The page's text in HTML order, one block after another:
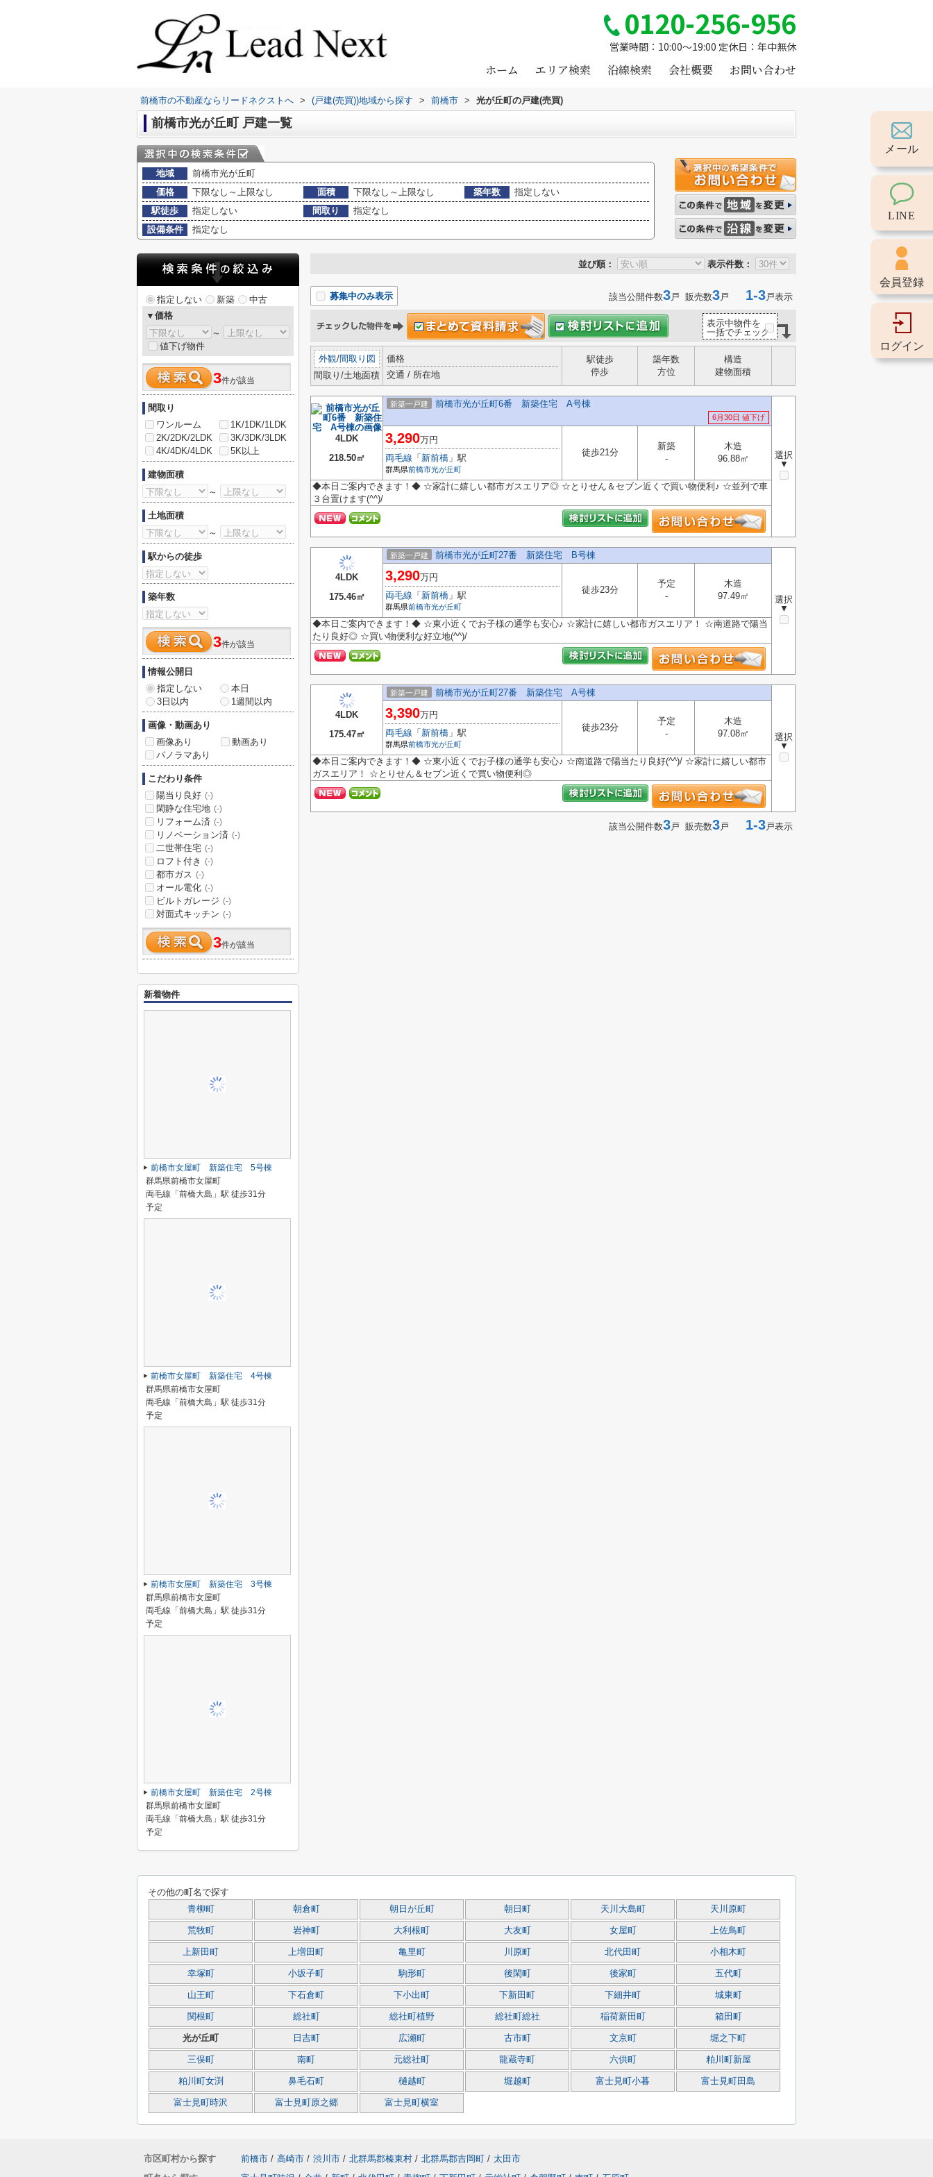
0120-256-956
営業時間：10:00～19:00 定休日：年中無休
ホーム エリア検索 沿線検索 会社概要 お問い合わせ
前橋市の不動産ならリードネクストへ > (戸建(売買))地域から探す > 前橋市 > 光が丘町の戸建(売買)
前橋市光が丘町 戸建一覧
地域
前橋市光が丘町
価格
下限なし～上限なし 面積 下限なし～上限なし 築年数
指定しない
駅徒歩
指定しない 間取り
指定なし
設備条件
指定なし
並び順： 表示件数：
募集中のみ表示 該当公開件数3戸 販売数3戸 1-3戸表示
表示中物件を
一括でチェック
外観/間取り図
間取り/土地面積
価格
交通 / 所在地
駅徒歩
停歩
築年数
方位
構造
建物面積
4LDK
218.50㎡
新築一戸建 前橋市光が丘町6番 新築住宅 A号棟
6月30日 値下げ
選択
▼
3,290万円
両毛線 「 新前橋 」駅
群馬県前橋市光が丘町
徒歩21分
新築
-
木造
96.88㎡
◆本日ご案内できます！◆ ☆家計に嬉しい都市ガスエリア◎ ☆とりせん＆セブン近くで買い物便利♪ ☆並列で車
３台置けます(^^)/
4LDK
175.46㎡
新築一戸建 前橋市光が丘町27番 新築住宅 B号棟
選択
▼
3,290万円
両毛線 「 新前橋 」駅
群馬県前橋市光が丘町
徒歩23分
予定
-
木造
97.49㎡
◆本日ご案内できます！◆ ☆東小近くでお子様の通学も安心♪ ☆家計に嬉しい都市ガスエリア！ ☆南道路で陽当
たり良好◎ ☆買い物便利な好立地(^^)/
4LDK
175.47㎡
新築一戸建 前橋市光が丘町27番 新築住宅 A号棟
選択
▼
3,390万円
両毛線 「 新前橋 」駅
群馬県前橋市光が丘町
徒歩23分
予定
-
木造
97.08㎡
◆本日ご案内できます！◆ ☆東小近くでお子様の通学も安心♪ ☆南道路で陽当たり良好(^^)/ ☆家計に嬉しい都市
ガスエリア！ ☆とりせん＆セブン近くで買い物便利◎
該当公開件数3戸 販売数3戸 1-3戸表示
指定しない 新築
中古
▼価格
～
値下げ物件
3件が該当
間取り
ワンルーム
1K/1DK/1LDK
2K/2DK/2LDK
3K/3DK/3LDK
4K/4DK/4LDK
5K以上
建物面積
～
土地面積
～
駅からの徒歩
築年数
3件が該当
情報公開日
指定しない
本日
3日以内
1週間以内
画像・動画あり
画像あり
動画あり
パノラマあり
こだわり条件
陽当り良好 (-)
閑静な住宅地 (-)
リフォーム済 (-)
リノベーション済 (-)
二世帯住宅 (-)
ロフト付き (-)
都市ガス (-)
オール電化 (-)
ビルトガレージ (-)
対面式キッチン (-)
3件が該当
新着物件
前橋市女屋町 新築住宅 5号棟
群馬県前橋市女屋町
両毛線「前橋大島」駅 徒歩31分
予定
前橋市女屋町 新築住宅 4号棟
群馬県前橋市女屋町
両毛線「前橋大島」駅 徒歩31分
予定
前橋市女屋町 新築住宅 3号棟
群馬県前橋市女屋町
両毛線「前橋大島」駅 徒歩31分
予定
前橋市女屋町 新築住宅 2号棟
群馬県前橋市女屋町
両毛線「前橋大島」駅 徒歩31分
予定
その他の町名で探す
青柳町 朝倉町 朝日が丘町 朝日町 天川大島町 天川原町
荒牧町 岩神町 大利根町 大友町 女屋町 上佐鳥町
上新田町 上増田町 亀里町 川原町 北代田町 小相木町
幸塚町 小坂子町 駒形町 後閑町 後家町 五代町
山王町 下石倉町 下小出町 下新田町 下細井町 城東町
関根町 総社町 総社町植野 総社町総社 稲荷新田町 箱田町
光が丘町 日吉町 広瀬町 古市町 文京町 堀之下町
三俣町 南町 元総社町 龍蔵寺町 六供町 粕川町新屋
粕川町女渕 鼻毛石町 樋越町 堀越町 富士見町小暮 富士見町田島
富士見町時沢 富士見町原之郷 富士見町横室
市区町村から探す 前橋市 / 高崎市 / 渋川市 / 北群馬郡榛東村 / 北群馬郡吉岡町 / 太田市
メール
LINE
会員登録
ログイン